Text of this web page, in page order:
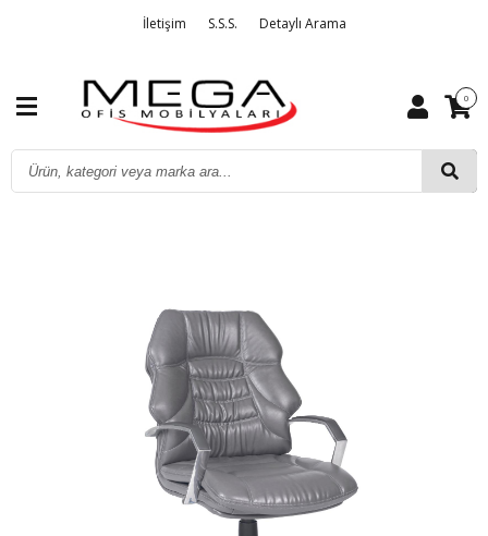
İletişim S.S.S. Detaylı Arama
0